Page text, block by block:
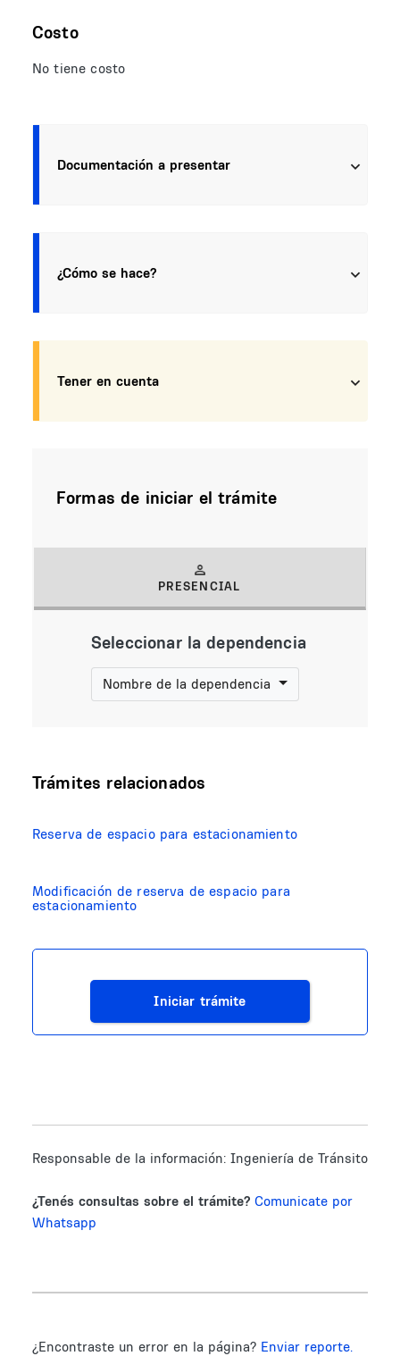
Costo
No tiene costo
Documentación a presentar
¿Cómo se hace?
Tener en cuenta
Formas de iniciar el trámite
PRESENCIAL
Seleccionar la dependencia
Nombre de la dependencia
Trámites relacionados
Reserva de espacio para estacionamiento
Modificación de reserva de espacio para
estacionamiento
Iniciar trámite
Responsable de la información: Ingeniería de Tránsito
¿Tenés consultas sobre el trámite? Comunicate por
Whatsapp
¿Encontraste un error en la página? Enviar reporte.